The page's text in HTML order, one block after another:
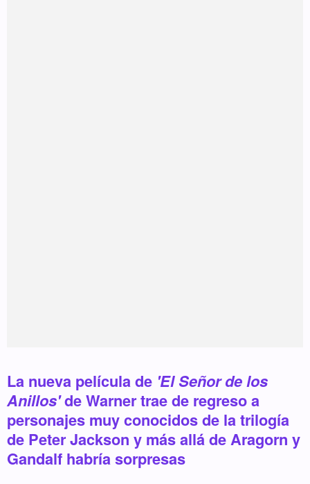
La nueva película de 'El Señor de los
Anillos'de Warner trae de regreso a
personajes muy conocidos de la trilogía
de Peter Jackson y más allá de Aragorn y
Gandalf habría sorpresas